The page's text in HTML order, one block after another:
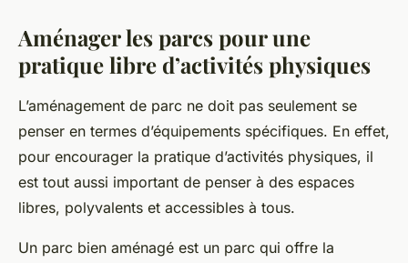
Aménager les parcs pour une
pratique libre d’activités physiques
L’aménagement de parc ne doit pas seulement se
penser en termes d’équipements spécifiques. En effet,
pour encourager la pratique d’activités physiques, il
est tout aussi important de penser à des espaces
libres, polyvalents et accessibles à tous.
Un parc bien aménagé est un parc qui offre la